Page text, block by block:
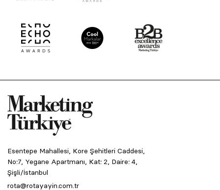
Esentepe Mahallesi, Kore Şehitleri Caddesi,
No:7, Yegane Apartmanı, Kat: 2, Daire: 4,
Şişli/İstanbul
rota@rotayayin.com.tr